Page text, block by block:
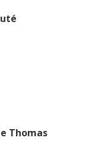
Thomas